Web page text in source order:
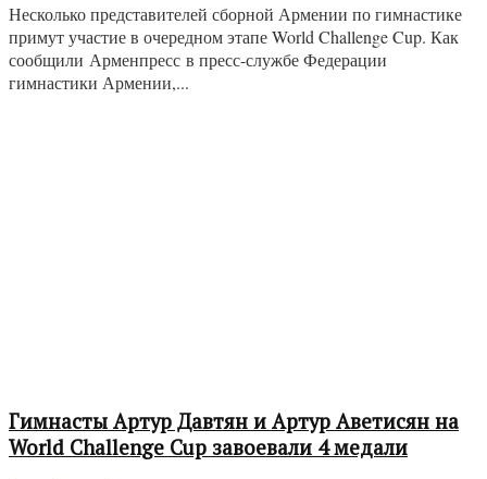
Несколько представителей сборной Армении по гимнастике
примут участие в очередном этапе World Challenge Cup. Как
сообщили Арменпресс в пресс-службе Федерации
гимнастики Армении,...
Гимнасты Артур Давтян и Артур Аветисян на
World Challenge Cup завоевали 4 медали